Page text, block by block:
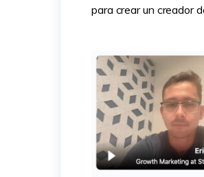
para crear un creador